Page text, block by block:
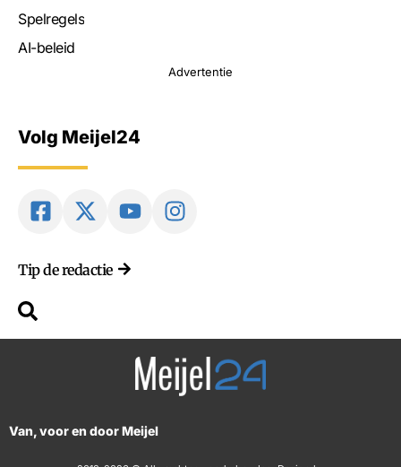
Spelregels
AI-beleid
Advertentie
Volg Meijel24
Tip de redactie
Van, voor en door Meijel